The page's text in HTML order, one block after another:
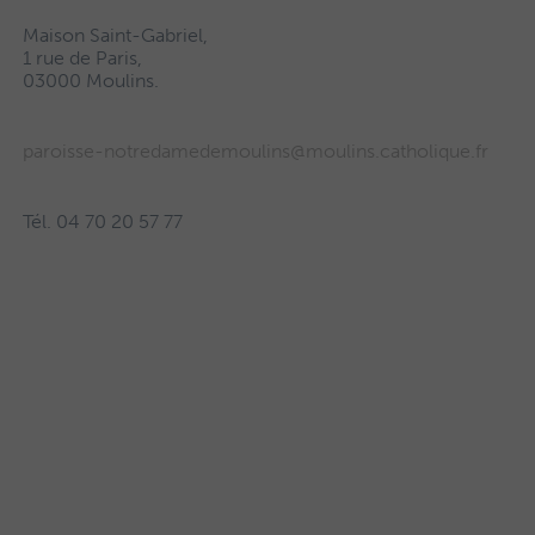
Maison Saint-Gabriel,
1 rue de Paris,
03000 Moulins.
paroisse-notredamedemoulins@moulins.catholique.fr
Tél. 04 70 20 57 77